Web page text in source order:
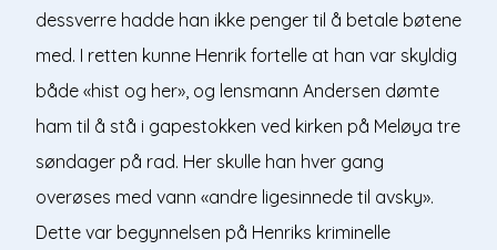
dessverre hadde han ikke penger til å betale bøtene
med. I retten kunne Henrik fortelle at han var skyldig
både «hist og her», og lensmann Andersen dømte
ham til å stå i gapestokken ved kirken på Meløya tre
søndager på rad. Her skulle han hver gang
overøses med vann «andre ligesinnede til avsky».
Dette var begynnelsen på Henriks kriminelle